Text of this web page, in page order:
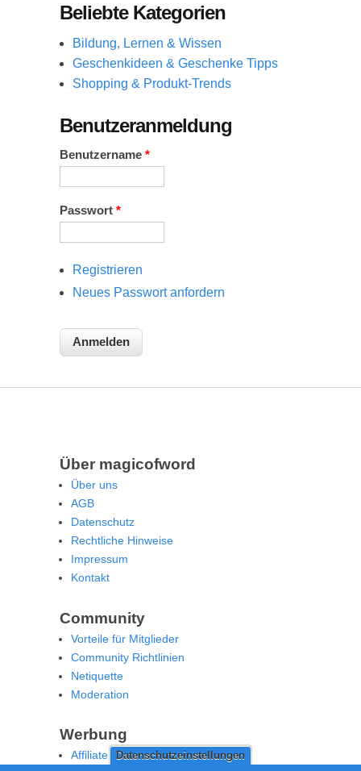
Datenschutzeinstellungen
Beliebte Kategorien
Bildung, Lernen & Wissen
Geschenkideen & Geschenke Tipps
Shopping & Produkt-Trends
Benutzeranmeldung
Benutzername *
Passwort *
Registrieren
Neues Passwort anfordern
Über magicofword
Über uns
AGB
Datenschutz
Rechtliche Hinweise
Impressum
Kontakt
Community
Vorteile für Mitglieder
Community Richtlinien
Netiquette
Moderation
Werbung
Affiliate Offenlegung